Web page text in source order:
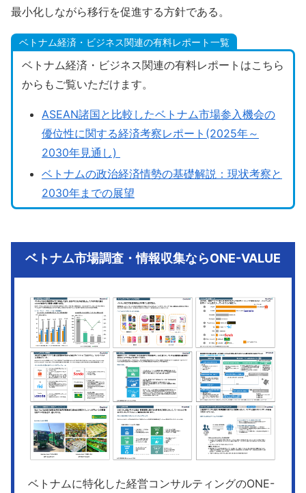
最小化しながら移行を促進する方針である。
ベトナム経済・ビジネス関連の有料レポート一覧
ベトナム経済・ビジネス関連の有料レポートはこちら
からもご覧いただけます。
ASEAN諸国と比較したベトナム市場参入機会の
優位性に関する経済考察レポート(2025年～
2030年見通し)
ベトナムの政治経済情勢の基礎解説：現状考察と
2030年までの展望
ベトナム市場調査・情報収集ならONE-VALUE
ベトナムに特化した経営コンサルティングのONE-